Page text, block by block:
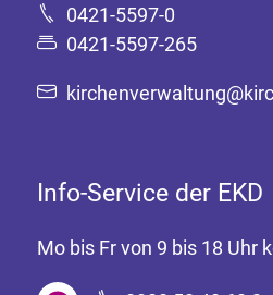
0421-5597-0
0421-5597-265
Info-Service der EKD
Mo bis Fr von 9 bis 18 Uhr